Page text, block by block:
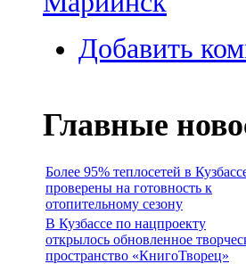
Добавить
Главные
Более 95% теплосетей в
проверены на готовность к
отопительному сезону
В Кузбассе по нацпроекту
открылось обновленное
пространство «КнигоТворец»